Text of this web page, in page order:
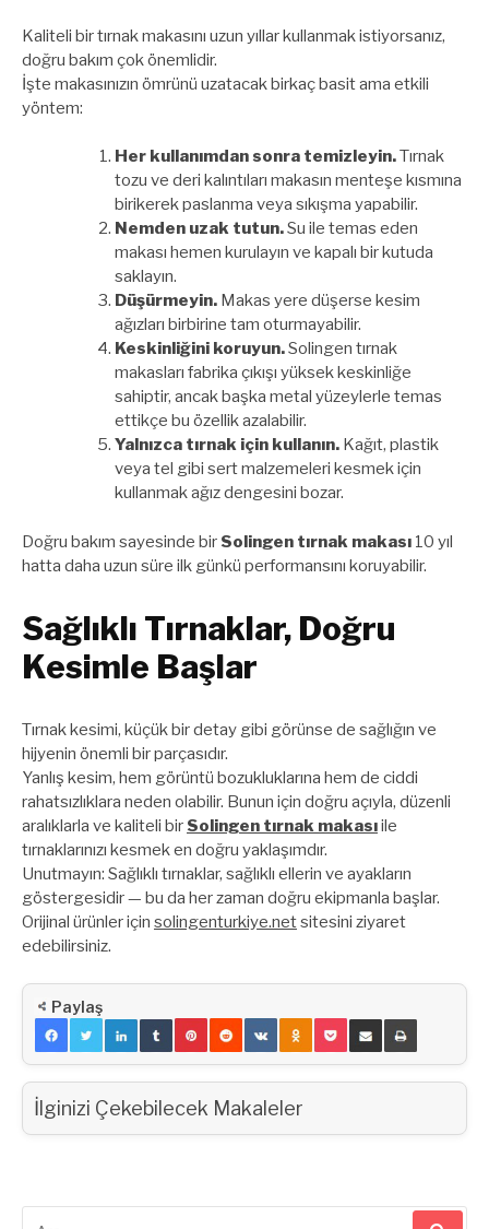
Kaliteli bir tırnak makasını uzun yıllar kullanmak istiyorsanız,
doğru bakım çok önemlidir.
İşte makasınızın ömrünü uzatacak birkaç basit ama etkili
yöntem:
Her kullanımdan sonra temizleyin.Tırnak
tozu ve deri kalıntıları makasın menteşe kısmına
birikerek paslanma veya sıkışma yapabilir.
Nemden uzak tutun.Su ile temas eden
makası hemen kurulayın ve kapalı bir kutuda
saklayın.
Düşürmeyin. Makas yere düşerse kesim
ağızları birbirine tam oturmayabilir.
Keskinliğini koruyun.Solingen tırnak
makasları fabrika çıkışı yüksek keskinliğe
sahiptir, ancak başka metal yüzeylerle temas
ettikçe bu özellik azalabilir.
Yalnızca tırnak için kullanın. Kağıt, plastik
veya tel gibi sert malzemeleri kesmek için
kullanmak ağız dengesini bozar.
Doğru bakım sayesinde bir Solingen tırnak makası 10 yıl
hatta daha uzun süre ilk günkü performansını koruyabilir.
Sağlıklı Tırnaklar, Doğru
Kesimle Başlar
Tırnak kesimi, küçük bir detay gibi görünse de sağlığın ve
hijyenin önemli bir parçasıdır.
Yanlış kesim, hem görüntü bozukluklarına hem de ciddi
rahatsızlıklara neden olabilir. Bunun için doğru açıyla, düzenli
aralıklarla ve kaliteli bir Solingen tırnak makasıile
tırnaklarınızı kesmek en doğru yaklaşımdır.
Unutmayın: Sağlıklı tırnaklar, sağlıklı ellerin ve ayakların
göstergesidir — bu da her zaman doğru ekipmanla başlar.
Orijinal ürünler için solingenturkiye.netsitesini ziyaret
edebilirsiniz.
Paylaş
İlginizi Çekebilecek Makaleler